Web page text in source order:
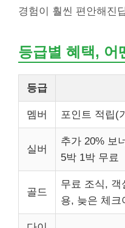
경험이 훨씬 편안해진
등급별 혜택, 어
등급
멤버 포인트 적립(
실버
추가 20% 보
5박 1박 무료
골드
무료 조식, 객
용, 늦은 체크